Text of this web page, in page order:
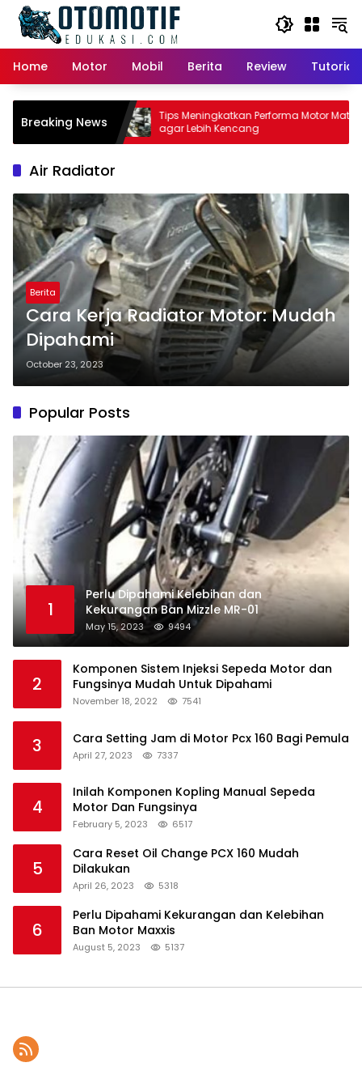
content
Home
Motor Mobil Berita Review Tutorial
Breaking News
Matic:
Pemilik
Tips Meningkatkan Performa Motor Matic
agar Lebih Kencang
Air Radiator
Berita
Cara Kerja Radiator Motor: Mudah
Dipahami
October 23, 2023
Popular Posts
1
Perlu Dipahami Kelebihan dan
Kekurangan Ban Mizzle MR-01
May 15, 2023 9494
2
Komponen Sistem Injeksi Sepeda Motor dan
Fungsinya Mudah Untuk Dipahami
November 18, 2022 7541
3 Cara Setting Jam di Motor Pcx 160 Bagi Pemula
April 27, 2023 7337
4
Inilah Komponen Kopling Manual Sepeda
Motor Dan Fungsinya
February 5, 2023 6517
5
Cara Reset Oil Change PCX 160 Mudah
Dilakukan
April 26, 2023 5318
6
Perlu Dipahami Kekurangan dan Kelebihan
Ban Motor Maxxis
August 5, 2023 5137